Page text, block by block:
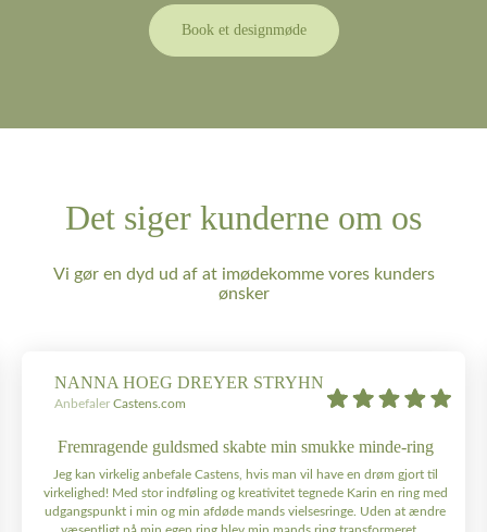
Book et designmøde
Det siger kunderne om os
Vi gør en dyd ud af at imødekomme vores kunders
ønsker
NANNA HOEG DREYER STRYHN
Anbefaler Castens.com
Fremragende guldsmed skabte min smukke minde-ring
Jeg kan virkelig anbefale Castens, hvis man vil have en drøm gjort til
virkelighed! Med stor indføling og kreativitet tegnede Karin en ring med
udgangspunkt i min og min afdøde mands vielsesringe. Uden at ændre